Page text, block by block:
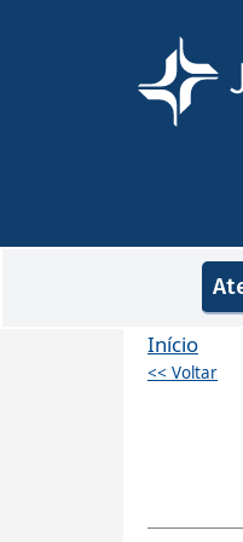
Início
<< Voltar